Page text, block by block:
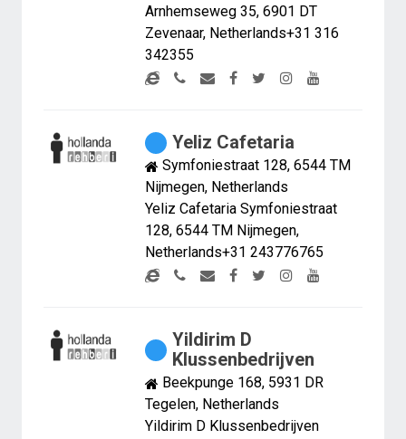
Arnhemseweg 35, 6901 DT
Zevenaar, Netherlands+31 316
342355
Yeliz Cafetaria
Symfoniestraat 128, 6544 TM
Nijmegen, Netherlands
Yeliz Cafetaria Symfoniestraat
128, 6544 TM Nijmegen,
Netherlands+31 243776765
Yildirim D
Klussenbedrijven
Beekpunge 168, 5931 DR
Tegelen, Netherlands
Yildirim D Klussenbedrijven